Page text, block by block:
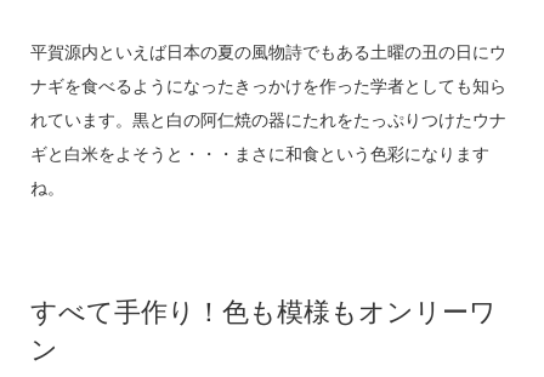
平賀源内といえば日本の夏の風物詩でもある土曜の丑の日にウ
ナギを食べるようになったきっかけを作った学者としても知ら
れています。黒と白の阿仁焼の器にたれをたっぷりつけたウナ
ギと白米をよそうと・・・まさに和食という色彩になります
ね。
すべて手作り！色も模様もオンリーワ
ン